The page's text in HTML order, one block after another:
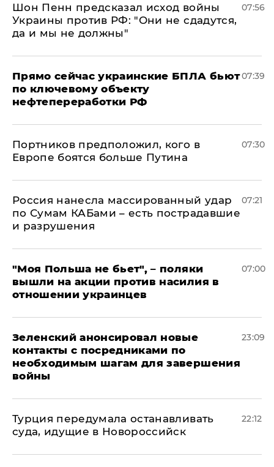
Шон Пенн предсказал исход войны
Украины против РФ: "Они не сдадутся,
да и мы не должны"
07:56
Прямо сейчас украинские БПЛА бьют
по ключевому объекту
нефтепереработки РФ
07:39
Портников предположил, кого в
Европе боятся больше Путина
07:30
Россия нанесла массированный удар
по Сумам КАБами – есть пострадавшие
и разрушения
07:21
"Моя Польша не бьет", – поляки
вышли на акции против насилия в
отношении украинцев
07:00
Зеленский анонсировал новые
контакты с посредниками по
необходимым шагам для завершения
войны
23:09
Турция передумала останавливать
суда, идущие в Новороссийск
22:12